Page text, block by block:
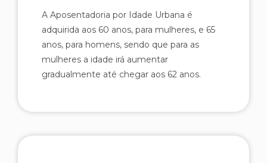
A Aposentadoria por Idade Urbana é
adquirida aos 60 anos, para mulheres, e 65
anos, para homens, sendo que para as
mulheres a idade irá aumentar
gradualmente até chegar aos 62 anos.